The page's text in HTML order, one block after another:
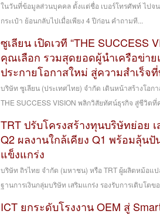
ในวันที่ข้อมูลส่วนบุคคล ตั้งแต่ชื่อ เบอร์โทรศัพท์ ไปจ
กระเป๋า ย้อนกลับไปเมื่อเพียง 4 ปีก่อน คำถามที...
ซูเลียน เปิดเวที “THE
คุณเลือก รวมสุดยอดผู้นำเครือข่า
ประกายโอกาสใหม่ สู่ความสำเร็จ
บริษัท ซูเลียน (ประเทศไทย) จำกัด เดินหน้าสร้างโอ
THE SUCCESS VISION พลิกวิสัยทัศน์ธุรกิจ สู่ชีวิต
TRT ปรับโครงสร้างทุนบริษัทย่อย
Q2 ผลงานใกล้เคียง Q1 พร้อมลุ้น
แข็งแกร่ง
บริษัท ถิรไทย จำกัด (มหาชน) หรือ TRT ผู้ผลิตหม้อ
ฐานการเงินกลุ่มบริษัท เสริมแกร่ง รองรับการเติบโตข
ICT ยกระดับโรงงาน OEM สู่